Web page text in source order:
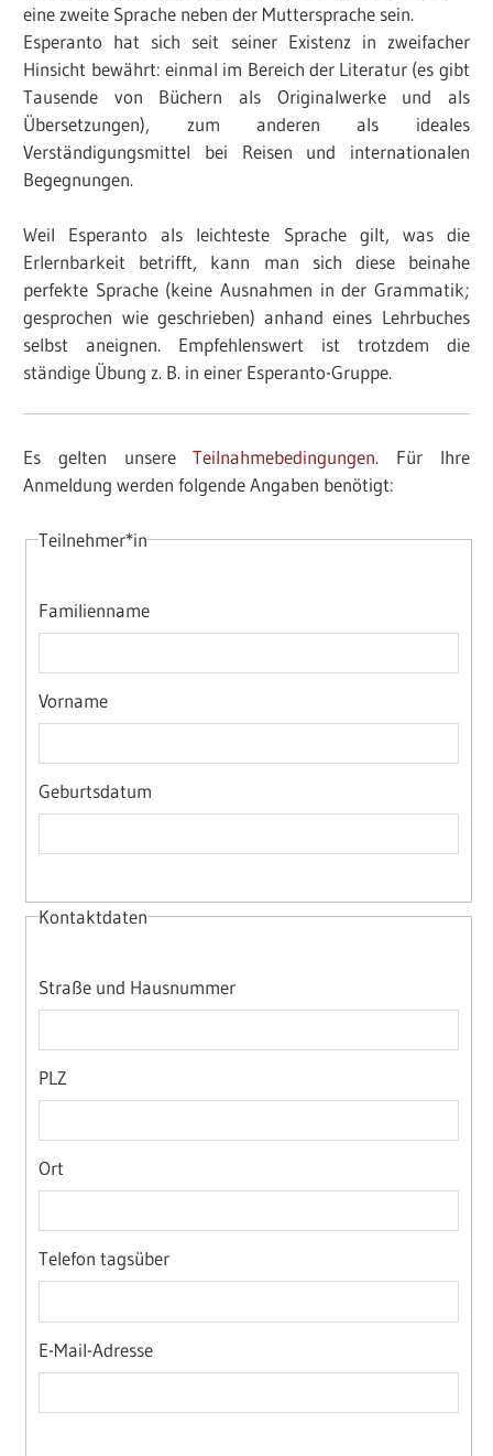
eine zweite Sprache neben der Muttersprache sein.
Esperanto hat sich seit seiner Existenz in zweifacher
Hinsicht bewährt: einmal im Bereich der Literatur (es gibt
Tausende von Büchern als Originalwerke und als
Übersetzungen), zum anderen als ideales
Verständigungsmittel bei Reisen und internationalen
Begegnungen.
Weil Esperanto als leichteste Sprache gilt, was die
Erlernbarkeit betrifft, kann man sich diese beinahe
perfekte Sprache (keine Ausnahmen in der Grammatik;
gesprochen wie geschrieben) anhand eines Lehrbuches
selbst aneignen. Empfehlenswert ist trotzdem die
ständige Übung z. B. in einer Esperanto-Gruppe.
Es gelten unsereTeilnahmebedingungen. Für Ihre
Anmeldung werden folgende Angaben benötigt:
Teilnehmer*in
Familienname
Vorname
Geburtsdatum
Kontaktdaten
Straße und Hausnummer
PLZ
Ort
Telefon tagsüber
E-Mail-Adresse